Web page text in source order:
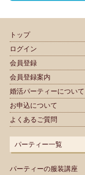
トップ
ログイン
会員登録
会員登録案内
婚活パーティーについて
お申込について
よくあるご質問
パーティー一覧
パーティーの服装講座